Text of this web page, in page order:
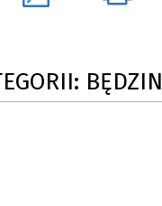
BĘDZIN